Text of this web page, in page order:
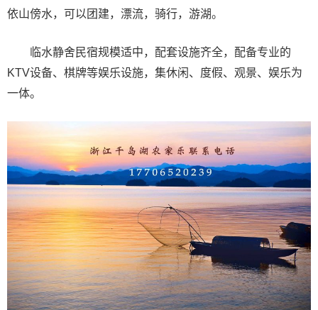
依山傍水，可以团建，漂流，骑行，游湖。
临水静舍民宿规模适中，配套设施齐全，配备专业的
KTV设备、棋牌等娱乐设施，集休闲、度假、观景、娱乐为
一体。